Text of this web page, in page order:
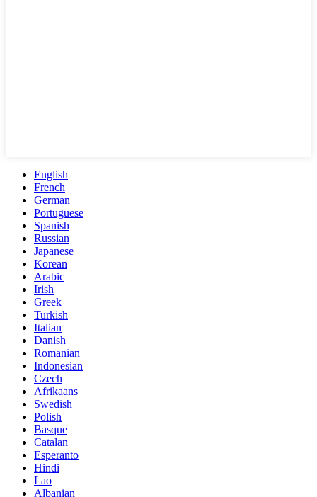
English
French
German
Portuguese
Spanish
Russian
Japanese
Korean
Arabic
Irish
Greek
Turkish
Italian
Danish
Romanian
Indonesian
Czech
Afrikaans
Swedish
Polish
Basque
Catalan
Esperanto
Hindi
Lao
Albanian